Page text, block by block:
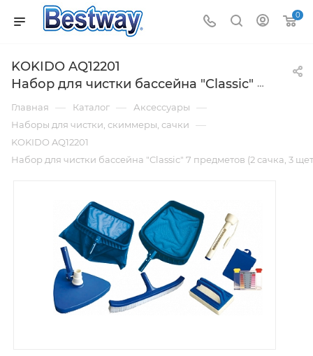
0
KOKIDO AQ12201
Набор для чистки бассейна "Classic" 7 предметов (2 сачка, 3 щетки, тестер, термометр) (K267CS)
Главная — Каталог — Аксессуары —
Наборы для чистки, скиммеры, сачки —
KOKIDO AQ12201
Набор для чистки бассейна "Classic" 7 предметов (2 сачка, 3